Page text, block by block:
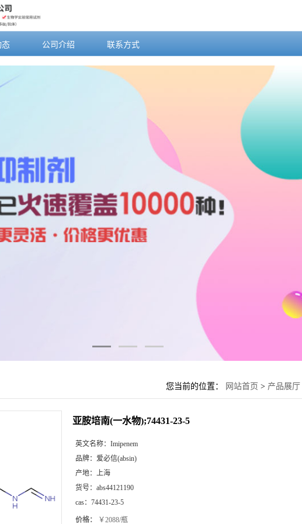
态 公司介绍 联系方式
您当前的位置： 网站首页 > 产品展厅
亚胺培南(一水物);74431-23-5
英文名称： Imipenem
品牌： 爱必信(absin)
产地： 上海
货号： abs44121190
cas： 74431-23-5
价格： ￥2088/瓶